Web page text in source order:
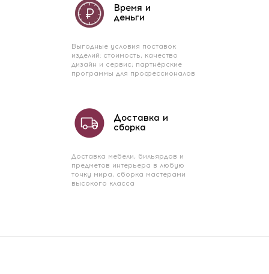
Время и
деньги
Выгодные условия поставок
изделий: стоимость, качество
дизайн и сервис; партнёрские
программы для профессионалов
Доставка и
сборка
Доставка мебели, бильярдов и
предметов интерьера в любую
точку мира, сборка мастерами
высокого класса